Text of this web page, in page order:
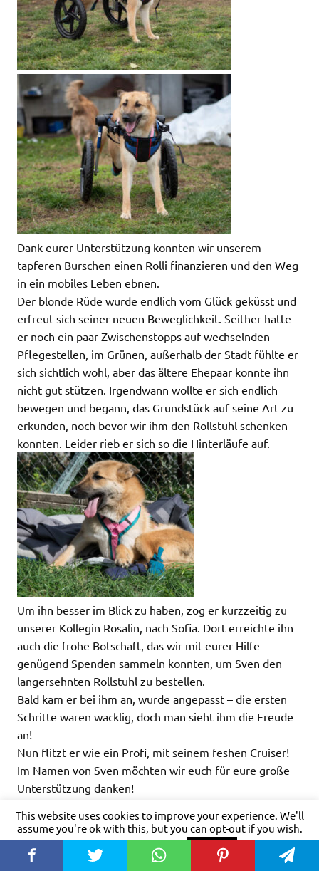
Dank eurer Unterstützung konnten wir unserem
tapferen Burschen einen Rolli finanzieren und den Weg
in ein mobiles Leben ebnen.
Der blonde Rüde wurde endlich vom Glück geküsst und
erfreut sich seiner neuen Beweglichkeit. Seither hatte
er noch ein paar Zwischenstopps auf wechselnden
Pflegestellen, im Grünen, außerhalb der Stadt fühlte er
sich sichtlich wohl, aber das ältere Ehepaar konnte ihn
nicht gut stützen. Irgendwann wollte er sich endlich
bewegen und begann, das Grundstück auf seine Art zu
erkunden, noch bevor wir ihm den Rollstuhl schenken
konnten. Leider rieb er sich so die Hinterläufe auf.
Um ihn besser im Blick zu haben, zog er kurzzeitig zu
unserer Kollegin Rosalin, nach Sofia. Dort erreichte ihn
auch die frohe Botschaft, das wir mit eurer Hilfe
genügend Spenden sammeln konnten, um Sven den
langersehnten Rollstuhl zu bestellen.
Bald kam er bei ihm an, wurde angepasst – die ersten
Schritte waren wacklig, doch man sieht ihm die Freude
an!
Nun flitzt er wie ein Profi, mit seinem feshen Cruiser!
Im Namen von Sven möchten wir euch für eure große
Unterstützung danken!
This website uses cookies to improve your experience. We'll
assume you're ok with this, but you can opt-out if you wish.
Cookie settings
ACCEPT